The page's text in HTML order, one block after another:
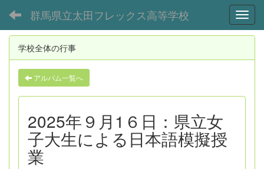
群馬県立太田フレックス高等学校
学校全体の行事
アルバム一覧へ
2025年９月1６日：県立女
子大生による日本語模擬授
業